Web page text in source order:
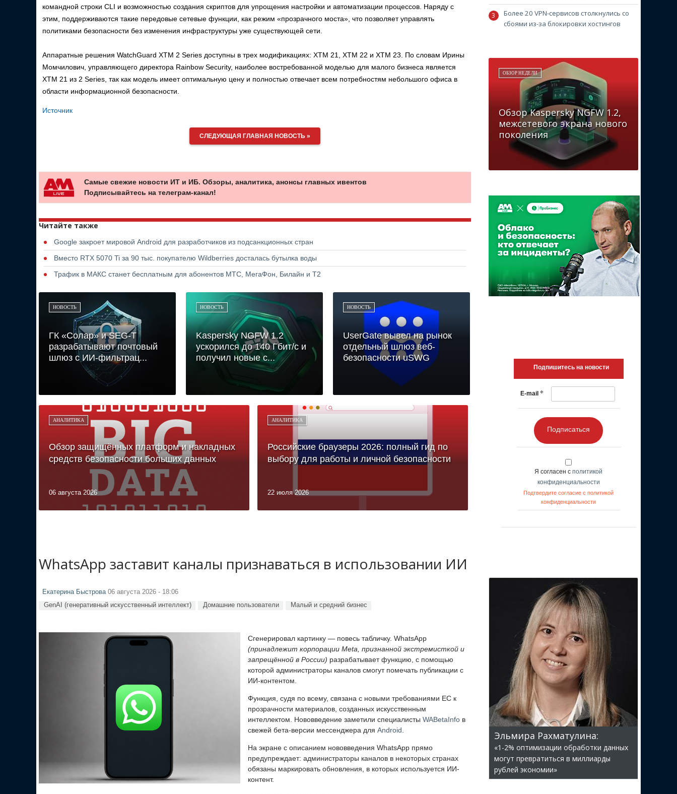
командной строки CLI и возможностью создания скриптов для упрощения настройки и автоматизации процессов. Наряду с
этим, поддерживаются такие передовые сетевые функции, как режим «прозрачного моста», что позволяет управлять
политиками безопасности без изменения инфраструктуры уже существующей сети.
Аппаратные решения WatchGuard XTM 2 Series доступны в трех модификациях: XTM 21, XTM 22 и XTM 23. По словам Ирины
Момчилович, управляющего директора Rainbow Security, наиболее востребованной моделью для малого бизнеса является
XTM 21 из 2 Series, так как модель имеет оптимальную цену и полностью отвечает всем потребностям небольшого офиса в
области информационной безопасности.
Источник
СЛЕДУЮЩАЯ ГЛАВНАЯ НОВОСТЬ »
Самые свежие новости ИТ и ИБ. Обзоры, аналитика, анонсы главных ивентов
Подписывайтесь на телеграм-канал!
Читайте также
Google закроет мировой Android для разработчиков из подсанкционных стран
Вместо RTX 5070 Ti за 90 тыс. покупателю Wildberries досталась бутылка воды
Трафик в МАКС станет бесплатным для абонентов МТС, МегаФон, Билайн и Т2
НОВОСТЬ
ГК «Солар» и SEG-T
разрабатывают почтовый
шлюз с ИИ-фильтрац...
НОВОСТЬ
Kaspersky NGFW 1.2
ускорился до 140 Гбит/с и
получил новые с...
НОВОСТЬ
UserGate вывел на рынок
отдельный шлюз веб-
безопасности uSWG
АНАЛИТИКА
Обзор защищённых платформ и накладных
средств безопасности больших данных
06 августа 2026
АНАЛИТИКА
Российские браузеры 2026: полный гид по
выбору для работы и личной безопасности
22 июля 2026
WhatsApp заставит каналы признаваться в использовании ИИ
Екатерина Быстрова 06 августа 2026 - 18:06
GenAI (генеративный искусственный интеллект) Домашние пользователи Малый и средний бизнес
Сгенерировал картинку — повесь табличку. WhatsApp
(принадлежит корпорации Meta, признанной экстремисткой и
запрещённой в России) разрабатывает функцию, с помощью
которой администраторы каналов смогут помечать публикации с
ИИ-контентом.
Функция, судя по всему, связана с новыми требованиями ЕС к
прозрачности материалов, созданных искусственным
интеллектом. Нововведение заметили специалисты WABetaInfo в
свежей бета-версии мессенджера для Android
На экране с описанием нововведения WhatsApp прямо
предупреждает: администраторы каналов в некоторых странах
обязаны маркировать обновления, в которых используется ИИ-
контент.
Более 20 VPN-сервисов столкнулись со
сбоями из-за блокировки хостингов
ОБЗОР НЕДЕЛИ
Обзор Kaspersky NGFW 1.2,
межсетевого экрана нового
поколения
Подпишитесь на новости
E-mail *
Подписаться
Я согласен с политикой
конфиденциальности
Подтвердите согласие с политикой
конфиденциальности
Эльмира Рахматулина:
«1-2% оптимизации обработки данных
могут превратиться в миллиарды
рублей экономии»